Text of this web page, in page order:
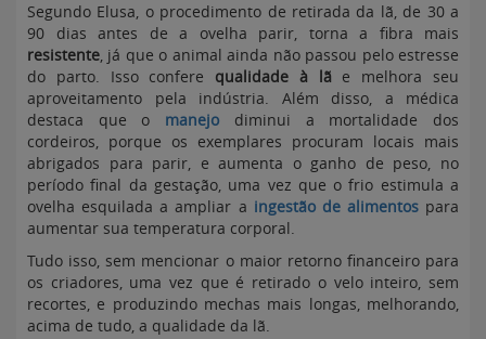
Segundo Elusa, o procedimento de retirada da lã, de 30 a
90 dias antes de a ovelha parir, torna a fibra mais
resistente, já que o animal ainda não passou pelo estresse
do parto. Isso confere qualidade à lã e melhora seu
aproveitamento pela indústria. Além disso, a médica
destaca que o
manejo diminui a mortalidade dos
cordeiros, porque os exemplares procuram locais mais
abrigados para parir, e aumenta o ganho de peso, no
período final da gestação, uma vez que o frio estimula a
ovelha esquilada a ampliar a ingestão de alimentospara
aumentar sua temperatura corporal.
Tudo isso, sem mencionar o maior retorno financeiro para
os criadores, uma vez que é retirado o velo inteiro, sem
recortes, e produzindo mechas mais longas, melhorando,
acima de tudo, a qualidade da lã.